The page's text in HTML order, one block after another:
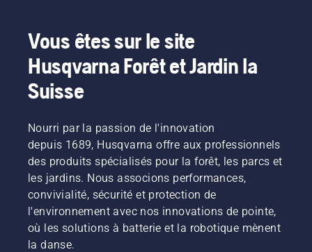
Vous êtes sur le site
Husqvarna Forêt et Jardin la
Suisse
Nourri par la passion de l'innovation
depuis 1689, Husqvarna offre aux professionnels
des produits spécialisés pour la forêt, les parcs et
les jardins. Nous associons performances,
convivialité, sécurité et protection de
l'environnement avec nos innovations de pointe,
où les solutions à batterie et la robotique mènent
la danse.